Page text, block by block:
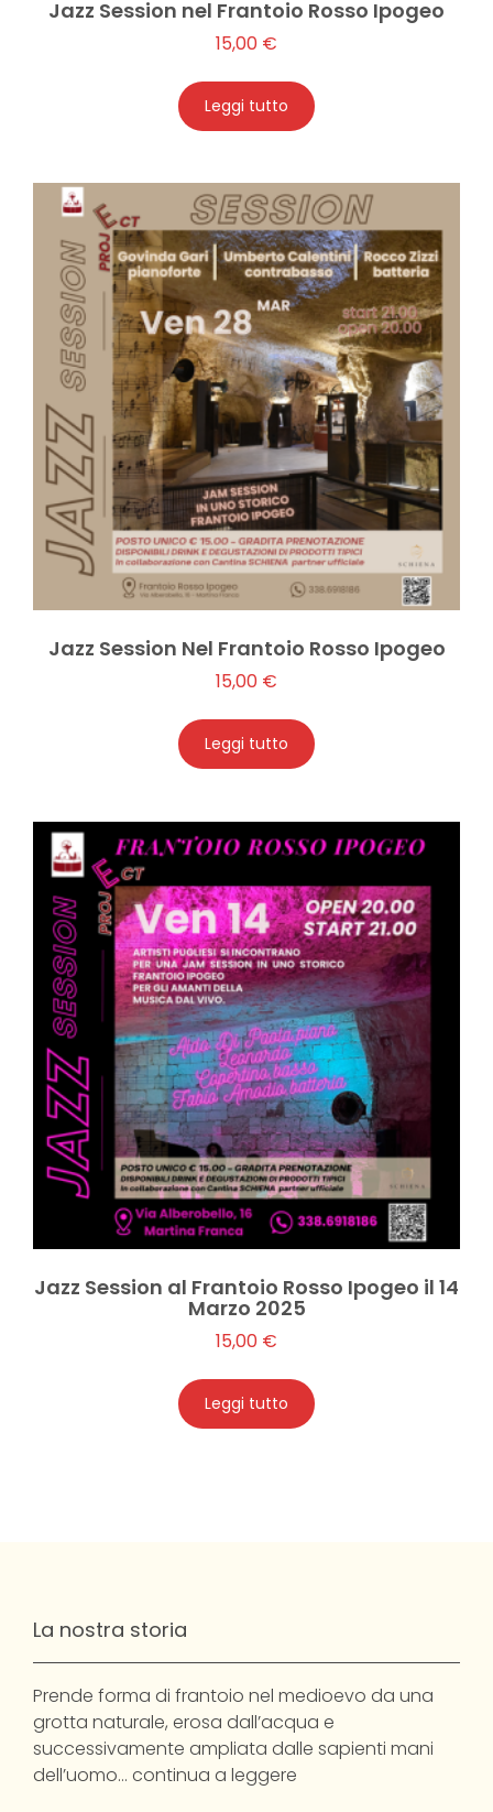
Jazz Session nel Frantoio Rosso Ipogeo
15,00 €
Leggi tutto
Jazz Session Nel Frantoio Rosso Ipogeo
15,00 €
Leggi tutto
Jazz Session al Frantoio Rosso Ipogeo il 14
Marzo 2025
15,00 €
Leggi tutto
La nostra storia
Prende forma di frantoio nel medioevo da una
grotta naturale, erosa dall’acqua e
successivamente ampliata dalle sapienti mani
dell’uomo… continua a leggere